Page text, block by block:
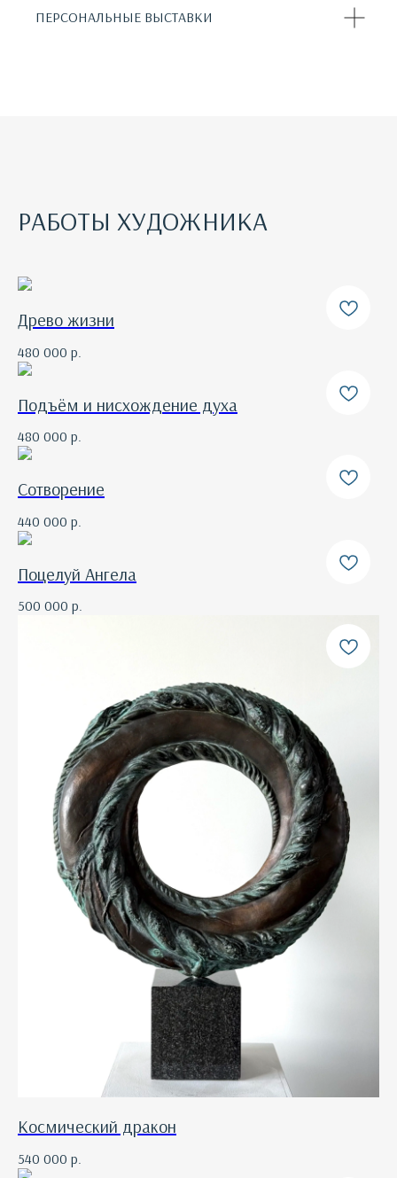
ПЕРСОНАЛЬНЫЕ ВЫСТАВКИ
РАБОТЫ ХУДОЖНИКА
Древо жизни
480 000 р.
Подъём и нисхождение духа
480 000 р.
Сотворение
440 000 р.
Поцелуй Ангела
500 000 р.
Космический дракон
540 000 р.